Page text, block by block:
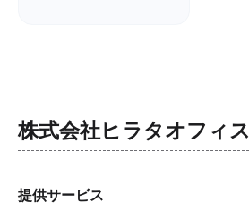
株式会社ヒラタオフィス
提供サービス